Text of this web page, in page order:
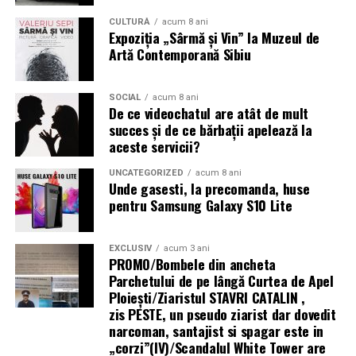
Tratamentul medicamentos — ajutor sau obstacol în
infertilitate?
Tratamentul hormonal al endometriozei
(contraceptive, progestative, analogi GnRH)
îmbunătățește fertilitateași nu trebuie recomandat cu
scopul de a crește șansele de sarcină. Suprimarea
hormonală oprește funcția ovariană și, implicit, orice
posibilitate de concepție pe durata tratamentului.
Analogii GnRH sunt folosiți uneoripreoperatorpentru
a reduce volumul și vascularizația leziunilor (facilitând
chirurgia), sau
postoperatorpentru a preveni recurența
— dar nu ca tratament de fertilitate în sine.
Mesajul final pentru femeile cu endometrioză și
dorința de sarcină
Operațiuni de ajutor umanitar în zone fără
infrastructură energetică
„Există un decalaj
structural între
cerințele actuale ale
fondurilor europene —
care impun
echipamente 100%
electrice — și
capacitatea reală a
infrastructurii de a livra
CULTURĂ acum 8 ani
Expoziția „Sârmă și Vin” la Muzeul de
Artă Contemporană Sibiu
SOCIAL acum 8 ani
De ce videochatul are atât de mult
succes și de ce bărbații apelează la
aceste servicii?
UNCATEGORIZED acum 8 ani
Unde gasesti, la precomanda, huse
pentru Samsung Galaxy S10 Lite
EXCLUSIV acum 3 ani
PROMO/Bombele din ancheta
Parchetului de pe lângă Curtea de Apel
Ploieşti/Ziaristul STAVRI CATALIN ,
zis PESTE, un pseudo ziarist dar dovedit
narcoman, santajist si spagar este in
„corzi”(IV)/Scandalul White Tower are